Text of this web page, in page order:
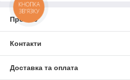
Про нас
Контакти
Доставка та оплата
КНОПКА
ЗВ'ЯЗКУ